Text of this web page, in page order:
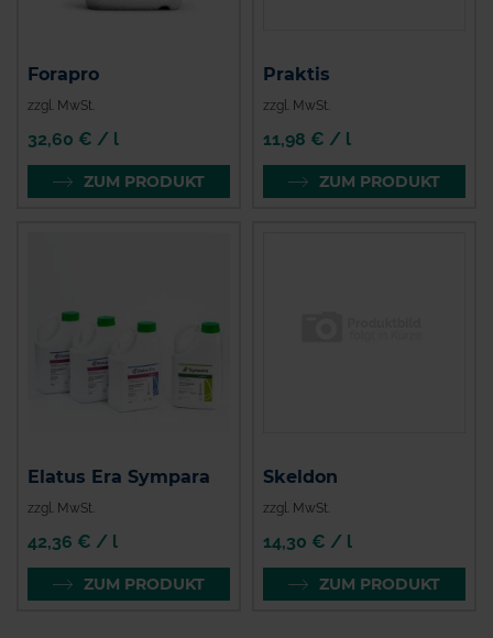
Forapro
zzgl. MwSt.
32,60 € / l
ZUM PRODUKT
Praktis
zzgl. MwSt.
11,98 € / l
ZUM PRODUKT
Elatus Era Sympara
zzgl. MwSt.
42,36 € / l
ZUM PRODUKT
Skeldon
zzgl. MwSt.
14,30 € / l
ZUM PRODUKT